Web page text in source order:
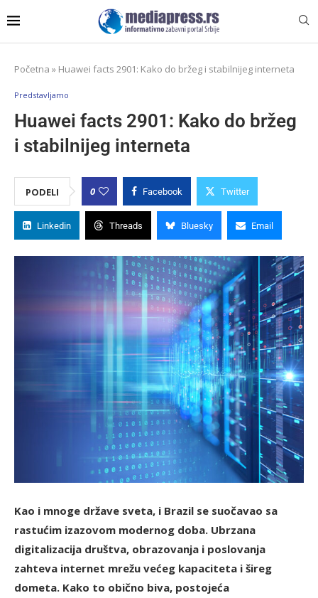
Početna » Huawei facts 2901: Kako do bržeg i stabilnijeg interneta
Predstavljamo
Huawei facts 2901: Kako do bržeg
i stabilnijeg interneta
PODELI 0 Facebook Twitter
Linkedin Threads Bluesky Email
Kao i mnoge države sveta, i Brazil se suočavao sa
rastućim izazovom modernog doba. Ubrzana
digitalizacija društva, obrazovanja i poslovanja
zahteva internet mrežu većeg kapaciteta i šireg
dometa. Kako to obično biva, postojeća